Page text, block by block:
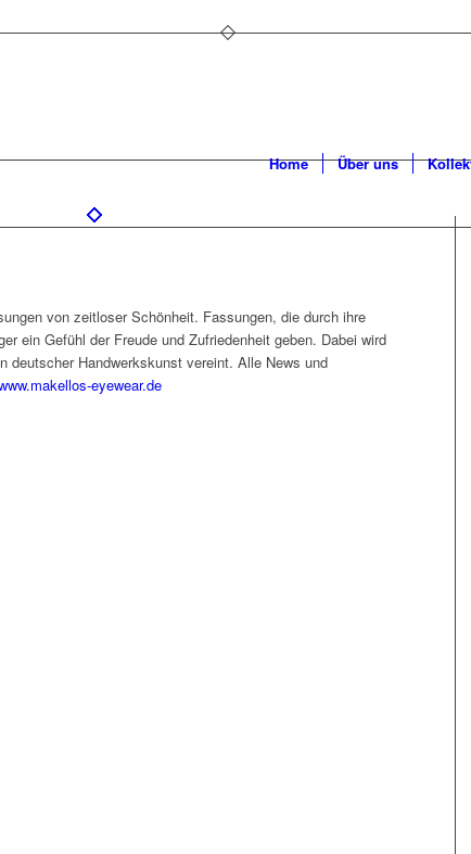
Home Über uns
von zeitloser Schönheit. Fassungen, die durch ihre
ein Gefühl der Freude und Zufriedenheit geben. Dabei wird
deutscher Handwerkskunst vereint. Alle News und
eyewear.de